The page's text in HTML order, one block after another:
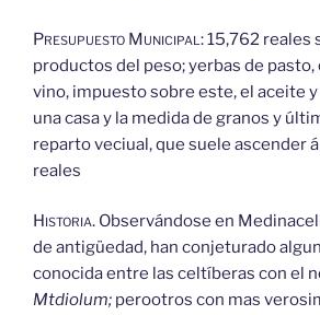
Presupuesto Municipal:15,762 reales
productos del peso; yerbas de
vino, impuesto sobre este, el aceite
una casa y la medida de granos y
reparto veciual, que suele ascender
reales
Historia. Observándose en
de antigüedad, han conjeturado
conocida entre las celtíberas con el
Mtdiolum; perootros con mas